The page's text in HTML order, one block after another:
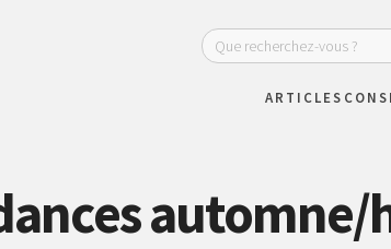
ARTICLES
automne/